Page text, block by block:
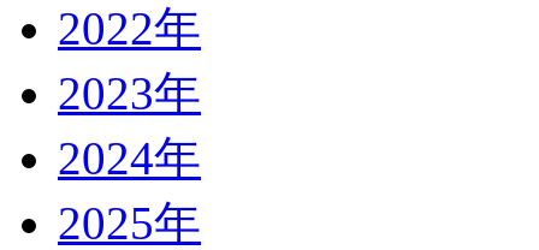
2022年
2023年
2024年
2025年